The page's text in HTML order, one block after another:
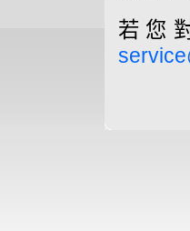
若您